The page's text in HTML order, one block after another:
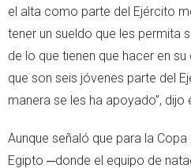
el alta como parte del Ejército
tener un sueldo que les permita
de lo que tienen que hacer en
que son seis jóvenes parte del
manera se les ha apoyado”, dijo
Aunque señaló que para la
Egipto ─donde el equipo de